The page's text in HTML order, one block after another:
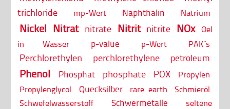
trichloride
mp-Wert Naphthalin Natrium
Nickel Nitrat nitrate Nitrit nitrite NOx Oel
in Wasser
p-value p-Wert PAK`s
Perchlorethylen perchlorethylene petroleum
Phenol Phosphat phosphate POX
Propylen
Propylenglycol
Quecksilber rare earth
Schmieröl
Schwefelwasserstoff
Schwermetalle
seltene